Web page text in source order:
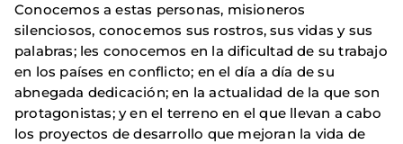
Conocemos a estas personas, misioneros
silenciosos, conocemos sus rostros, sus vidas y sus
palabras; les conocemos en la dificultad de su trabajo
en los países en conflicto; en el día a día de su
abnegada dedicación; en la actualidad de la que son
protagonistas; y en el terreno en el que llevan a cabo
los proyectos de desarrollo que mejoran la vida de